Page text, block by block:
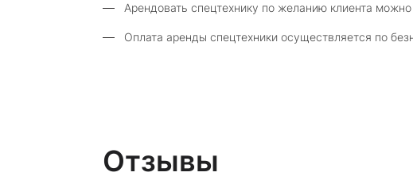
Арендовать спецтехнику по желанию клиента
Оплата аренды спецтехники осуществляется по
Отзывы